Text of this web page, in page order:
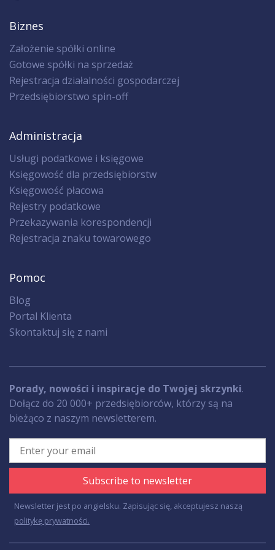
Biznes
Założenie spółki online
Gotowe spółki na sprzedaż
Rejestracja działalności gospodarczej
Przedsiębiorstwo spin-off
Administracja
Usługi podatkowe i księgowe
Księgowość dla przedsiębiorstw
Księgowość płacowa
Rejestry podatkowe
Przekazywania korespondencji
Rejestracja znaku towarowego
Pomoc
Blog
Portal Klienta
Skontaktuj się z nami
Porady, nowości i inspiracje do Twojej skrzynki.
Dołącz do 20 000+ przedsiębiorców, którzy są na
bieżąco z naszym newsletterem.
Subscribe to newsletter
Newsletter jest po angielsku. Zapisując się, akceptujesz naszą
politykę prywatności.